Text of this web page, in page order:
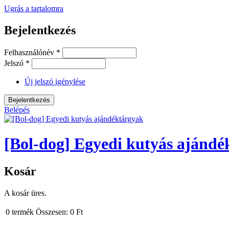
Ugrás a tartalomra
Bejelentkezés
Felhasználónév *
Jelszó *
Új jelszó igénylése
Belépés
[Bol-dog] Egyedi kutyás
Kosár
A kosár üres.
0 termék Összesen: 0 Ft